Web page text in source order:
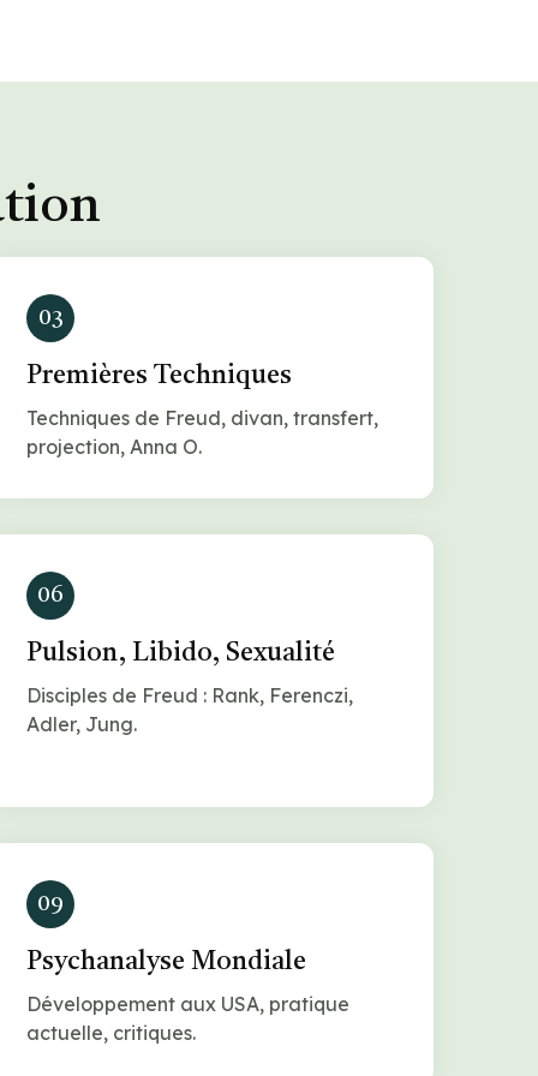
03
Premières Techniques
Techniques de Freud, divan, transfert,
projection, Anna O.
06
Pulsion, Libido, Sexualité
Disciples de Freud : Rank, Ferenczi,
Adler, Jung.
09
Psychanalyse Mondiale
Développement aux USA, pratique
actuelle, critiques.